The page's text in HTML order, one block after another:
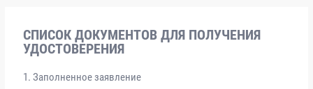
СПИСОК ДОКУМЕНТОВ ДЛЯ ПОЛУЧЕНИЯ
УДОСТОВЕРЕНИЯ
Заполненное заявление
Модуль
Требования к выполнению проектных
объектов строительства